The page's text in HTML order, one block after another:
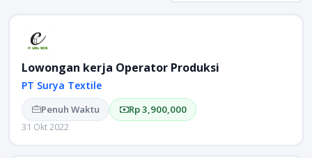
Lowongan kerja Operator Produksi
PT Surya Textile
Penuh Waktu Rp 3,900,000
31 Okt 2022